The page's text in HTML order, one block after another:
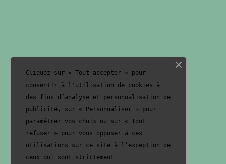
Cliquez sur « Tout accepter » pour
consentir à l'utilisation de cookies à
des fins d’analyse et personnalisation de
publicité, sur « Personnaliser » pour
paramétrer vos choix ou sur « Tout
refuser » pour vous opposer à ces
utilisations sur ce site à l’exception de
ceux qui sont strictement